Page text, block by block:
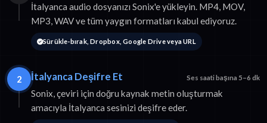
İtalyanca audio dosyanızı Sonix'e yükleyin. MP4, MOV,
MP3, WAV ve tüm yaygın formatları kabul ediyoruz.
Sürükle-bırak, Dropbox, Google Drive veya URL
2 İtalyanca Deşifre Et Ses saati başına 5–6 dk
Sonix, çeviri için doğru kaynak metin oluşturmak
amacıyla İtalyanca sesinizi deşifre eder.